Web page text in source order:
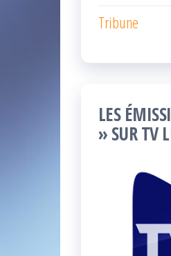
Tribune
LES
» SUR TV